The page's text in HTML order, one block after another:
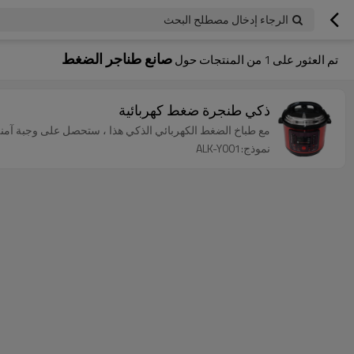
الرجاء إدخال مصطلح البحث
تم العثور على 1 من المنتجات حولصانع طناجر الضغط
ذكي طنجرة ضغط كهربائية
مع طباخ الضغط الكهربائي الذكي هذا ، ستحصل على وجبة
نموذج:ALK-Y001